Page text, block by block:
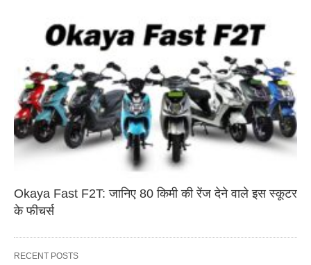
Okaya Fast F2T: जानिए 80 किमी की रेंज देने वाले इस स्कूटर
के फीचर्स
RECENT POSTS